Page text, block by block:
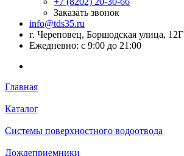
Заказать звонок
info@tds35.ru
г. Череповец, Боршодская улица, 12Г
Ежедневно: с 9:00 до 21:00
Главная
Каталог
Системы поверхностного водоотвода
Дождеприемники